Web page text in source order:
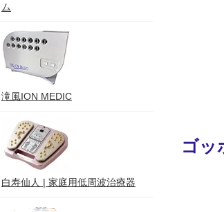
ゴッ
ム
滝風ION MEDIC
白寿仙人 | 家庭用低周波治療器